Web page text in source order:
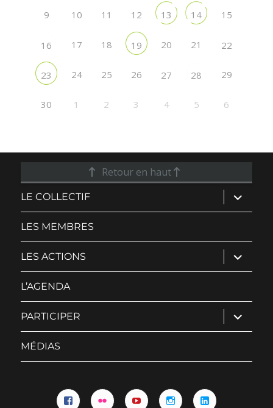
9 10 11 12 13 14 15
16 17 18 19 20 21 22
23 24 25 26 27 28 29
30 1 2 3 4 5 6
Retour en haut
LE COLLECTIF ouvrir
le
sous-
LES MEMBRES
LES ACTIONS ouvrir
le
sous-
L’AGENDA
PARTICIPER ouvrir
le
sous-
MÉDIAS